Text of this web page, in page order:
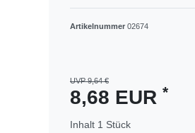
Artikelnummer 02674
UVP 9,64 €
8,68 EUR *
Inhalt 1 Stück